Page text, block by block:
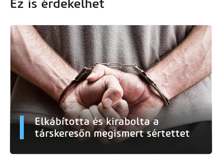
Ez is érdekelhet
Elkábította és kirabolta a
társkeresőn megismert sértettet